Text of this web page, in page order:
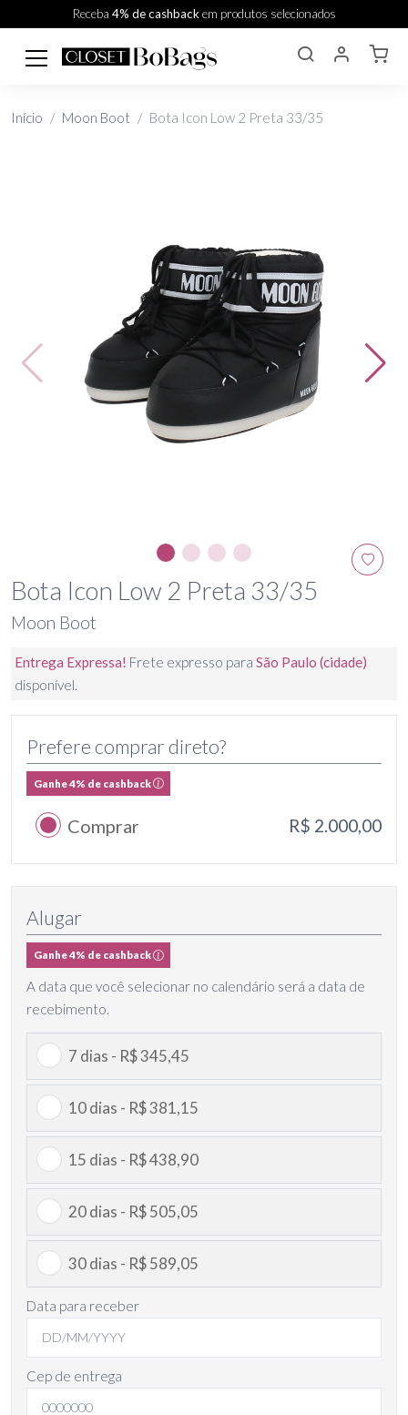
Receba 4% de cashbackem produtos selecionados
Início Moon Boot Bota Icon Low 2 Preta 33/35
Bota Icon Low 2 Preta 33/35
Moon Boot
Entrega Expressa! Frete expresso para São Paulo (cidade)
disponível.
Prefere comprar direto?
Ganhe 4% de cashback
Comprar R$ 2.000,00
Alugar
Ganhe 4% de cashback
A data que você selecionar no calendário será a data de
recebimento.
7 dias - R$ 345,45
10 dias - R$ 381,15
15 dias - R$ 438,90
20 dias - R$ 505,05
30 dias - R$ 589,05
Data para receber
Cep de entrega